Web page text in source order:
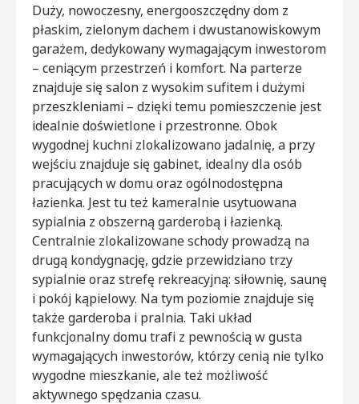
Duży, nowoczesny, energooszczędny dom z
płaskim, zielonym dachem i dwustanowiskowym
garażem, dedykowany wymagającym inwestorom
– ceniącym przestrzeń i komfort. Na parterze
znajduje się salon z wysokim sufitem i dużymi
przeszkleniami – dzięki temu pomieszczenie jest
idealnie doświetlone i przestronne. Obok
wygodnej kuchni zlokalizowano jadalnię, a przy
wejściu znajduje się gabinet, idealny dla osób
pracujących w domu oraz ogólnodostępna
łazienka. Jest tu też kameralnie usytuowana
sypialnia z obszerną garderobą i łazienką.
Centralnie zlokalizowane schody prowadzą na
drugą kondygnację, gdzie przewidziano trzy
sypialnie oraz strefę rekreacyjną: siłownię, saunę
i pokój kąpielowy. Na tym poziomie znajduje się
także garderoba i pralnia. Taki układ
funkcjonalny domu trafi z pewnością w gusta
wymagających inwestorów, którzy cenią nie tylko
wygodne mieszkanie, ale też możliwość
aktywnego spędzania czasu.